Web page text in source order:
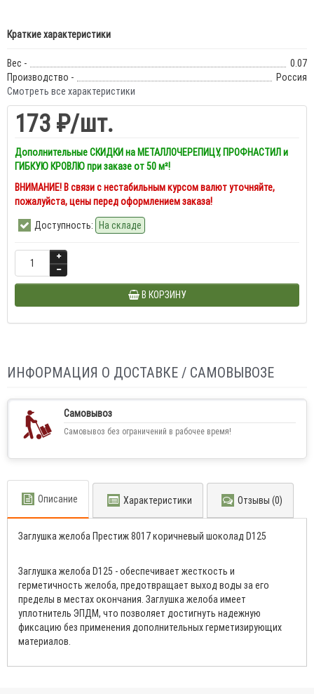
Краткие характеристики
Вес -
0.07
Производство -
Россия
Смотреть все характеристики
173 ₽/шт.
Дополнительные СКИДКИ на МЕТАЛЛОЧЕРЕПИЦУ, ПРОФНАСТИЛ и
ГИБКУЮ КРОВЛЮ при заказе от 50 м²!
ВНИМАНИЕ! В связи с нестабильным курсом валют уточняйте,
пожалуйста, цены перед оформлением заказа!
Доступность: На складе
В КОРЗИНУ
ИНФОРМАЦИЯ О ДОСТАВКЕ / САМОВЫВОЗЕ
Самовывоз
Самовывоз без ограничений в рабочее время!
Описание Характеристики Отзывы (0)
Заглушка желоба Престиж 8017 коричневый шоколад D125
Заглушка желоба D125 - обеспечивает жесткость и
герметичность желоба, предотвращает выход воды за его
пределы в местах окончания. Заглушка желоба имеет
уплотнитель ЭПДМ, что позволяет достигнуть надежную
фиксацию без применения дополнительных герметизирующих
материалов.